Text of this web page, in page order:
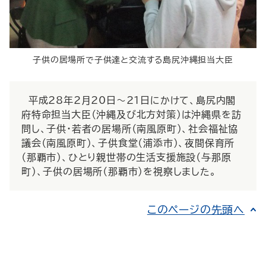
子供の居場所で子供達と交流する島尻沖縄担当大臣
平成28年2月20日～21日にかけて、島尻内閣
府特命担当大臣（沖縄及び北方対策）は沖縄県を訪
問し、子供・若者の居場所（南風原町）、社会福祉協
議会（南風原町）、子供食堂（浦添市）、夜間保育所
（那覇市）、ひとり親世帯の生活支援施設（与那原
町）、子供の居場所（那覇市）を視察しました。
このページの先頭へ